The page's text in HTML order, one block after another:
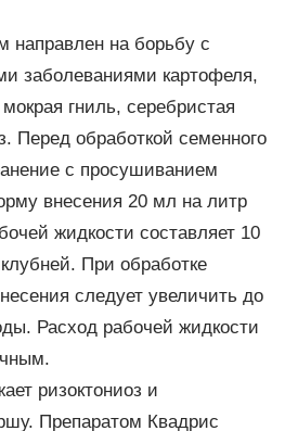
направлен на борьбу с
заболеваниями картофеля,
мокрая гниль, серебристая
Перед обработкой семенного
с просушиванием
внесения 20 мл на литр
жидкости составляет 10
При обработке
следует увеличить до
Расход рабочей жидкости
ризоктониоз и
Препаратом Квадрис